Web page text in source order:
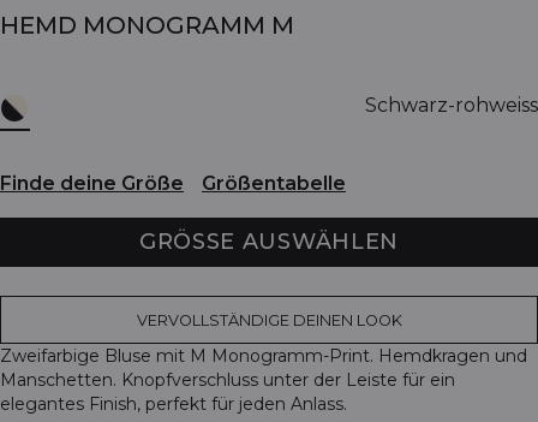
HEMD MONOGRAMM M
Schwarz-rohweiss
Finde deine Größe Größentabelle
GRÖSSE AUSWÄHLEN
VERVOLLSTÄNDIGE DEINEN LOOK
Zweifarbige Bluse mit M Monogramm-Print. Hemdkragen und
Manschetten. Knopfverschluss unter der Leiste für ein
elegantes Finish, perfekt für jeden Anlass.